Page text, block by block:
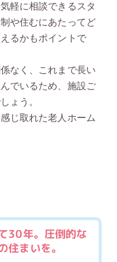
軽に相談できるスタ
や住むにあたってど
るかもポイントで
なく、これまで長い
でいるため、施設ご
ょう。
じ取れた老人ホーム
30年。圧倒的な
住まいを。